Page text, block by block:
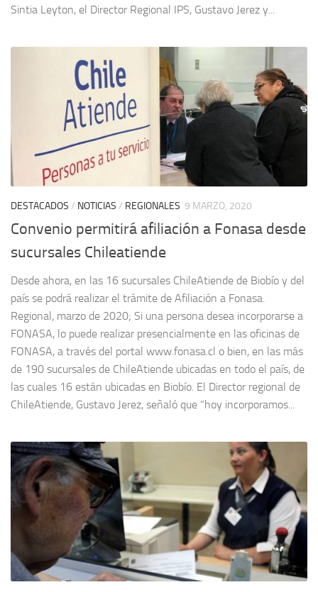
Sintia Leyton, el Director Regional IPS, Gustavo Jerez y...
DESTACADOS / NOTICIAS / REGIONALES 9 MARZO, 2020
Convenio permitirá afiliación a Fonasa desde
sucursales Chileatiende
Desde ahora, en las 16 sucursales ChileAtiende de Biobío y del
país se podrá realizar el trámite de Afiliación a Fonasa.
Regional, marzo de 2020; Si una persona desea incorporarse a
FONASA, lo puede realizar presencialmente en las oficinas de
FONASA, a través del portal www.fonasa.cl o bien, en las más
de 190 sucursales de ChileAtiende ubicadas en todo el país, de
las cuales 16 están ubicadas en Biobío. El Director regional de
ChileAtiende, Gustavo Jerez, señaló que “hoy incorporamos...